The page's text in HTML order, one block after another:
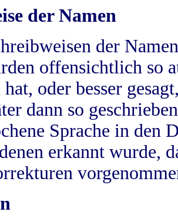
der Namen
der
offensichtlich so
hat, oder besser
dann so
Sprache in
erkannt wurde,